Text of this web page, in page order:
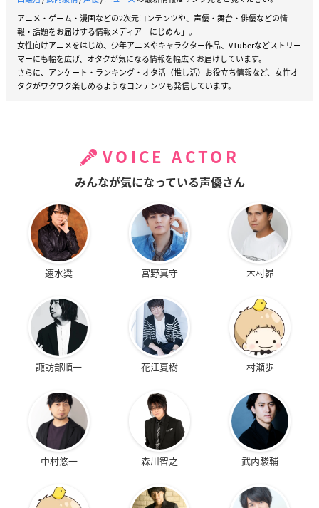
アニメ・ゲーム・漫画などの2次元コンテンツや、声優・舞台・俳優などの情
報・話題をお届けする情報メディア「にじめん」。
女性向けアニメをはじめ、少年アニメやキャラクター作品、VTuberなどストリー
マーにも幅を広げ、オタクが気になる情報を幅広くお届けしています。
さらに、アンケート・ランキング・オタ活（推し活）お役立ち情報など、女性オ
タクがワクワク楽しめるようなコンテンツも発信しています。
VOICE ACTOR
みんなが気になっている声優さん
速水奨 宮野真守 木村昴
諏訪部順一 花江夏樹 村瀬歩
中村悠一 森川智之 武内駿輔